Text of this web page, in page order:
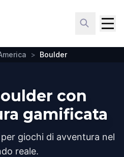
> Boulder
con
gamificata
giochi di avventura nel
reale.